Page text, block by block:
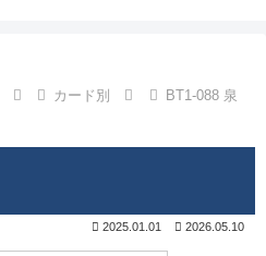
カード別
BT1-088 泉
2025.01.01 2026.05.10